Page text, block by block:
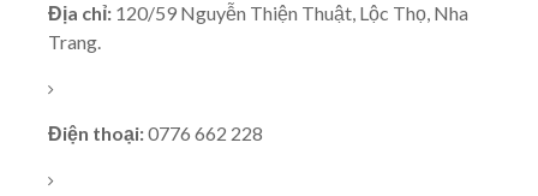
Địa chỉ: 120/59 Nguyễn Thiện Thuật, Lộc Thọ, Nha
Trang.
Điện thoại:0776 662 228